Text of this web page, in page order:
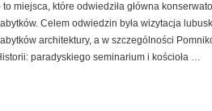
to miejsca, które odwiedziła główna
Celem odwiedzin była wizytacja
architektury, a w szczególności
paradyskiego seminarium i kościoła …